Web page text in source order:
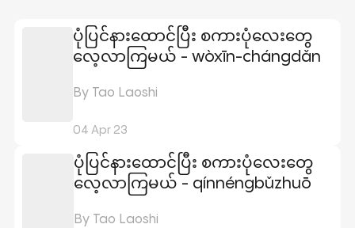
ပုံပြင်နားထောင်ပြီး စကားပုံလေးတွေ
လေ့လာကြမယ် - wòxīn-chángdǎn
By Tao Laoshi
04 Apr 23
ပုံပြင်နားထောင်ပြီး စကားပုံလေးတွေ
လေ့လာကြမယ် - qínnéngbǔzhuō
By Tao Laoshi